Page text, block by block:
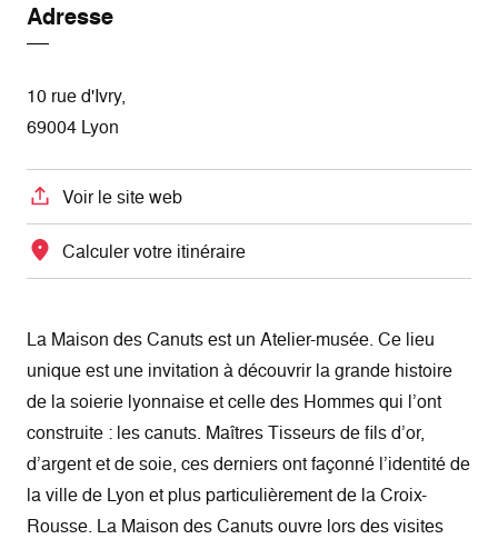
Adresse
10 rue d'Ivry,
69004 Lyon
Voir le site web
Calculer votre itinéraire
La Maison des Canuts est un Atelier-musée. Ce lieu
unique est une invitation à découvrir la grande histoire
de la soierie lyonnaise et celle des Hommes qui l’ont
construite : les canuts. Maîtres Tisseurs de fils d’or,
d’argent et de soie, ces derniers ont façonné l’identité de
la ville de Lyon et plus particulièrement de la Croix-
Rousse. La Maison des Canuts ouvre lors des visites